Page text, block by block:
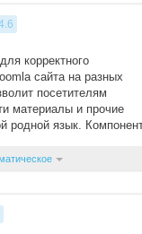
корректного
сайта на разных
посетителям
материалы и прочие
родной язык.